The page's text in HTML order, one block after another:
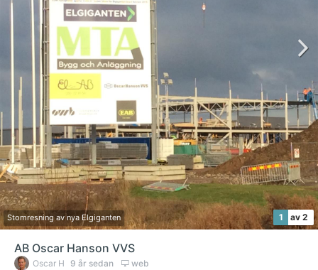
Stomresning av nya Elgiganten 1 av 2
AB Oscar Hanson VVS
Oscar H 9 år sedan web